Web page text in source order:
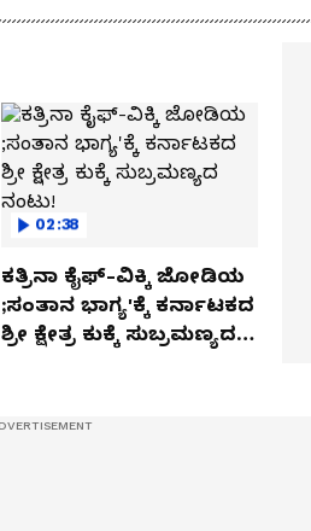
02:38
ಕತ್ರಿನಾ ಕೈಫ್-ವಿಕ್ಕಿ ಜೋಡಿಯ
;ಸಂತಾನ ಭಾಗ್ಯ'ಕ್ಕೆ ಕರ್ನಾಟಕದ
ಶ್ರೀ ಕ್ಷೇತ್ರ ಕುಕ್ಕೆ ಸುಬ್ರಮಣ್ಯದ